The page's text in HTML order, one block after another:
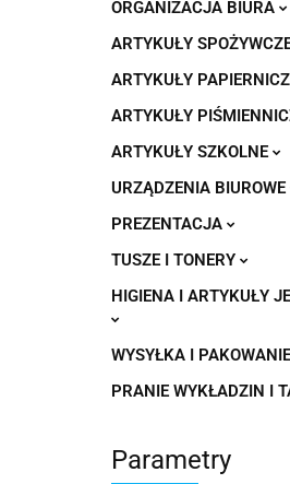
ORGANIZACJA BIURA
ARTYKUŁY
ARTYKUŁY
ARTYKUŁY
ARTYKUŁY SZKOLNE
URZĄDZENIA BIUROWE
PREZENTACJA
TUSZE I TONERY
HIGIENA I ARTYKUŁY
WYSYŁKA I PAKOWANIE
PRANIE WYKŁADZIN I
Parametry